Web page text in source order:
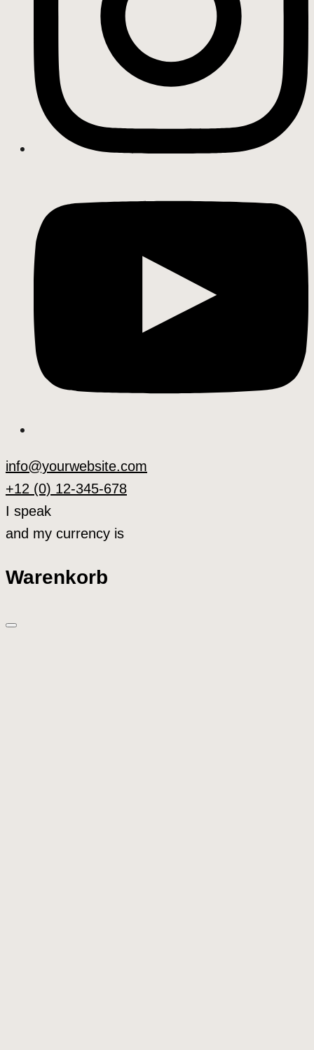
info@yourwebsite.com
+12 (0) 12-345-678
I speak
and my currency is
Warenkorb